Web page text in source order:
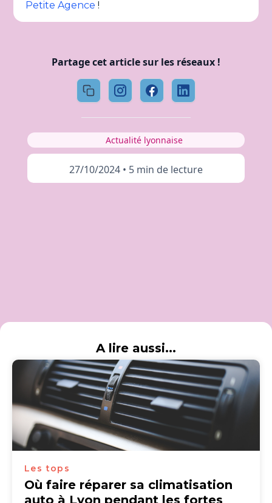
Petite Agence !
Partage cet article sur les réseaux !
Actualité lyonnaise
27/10/2024 • 5 min de lecture
A lire aussi...
Les tops
Où faire réparer sa climatisation
auto à Lyon pendant les fortes